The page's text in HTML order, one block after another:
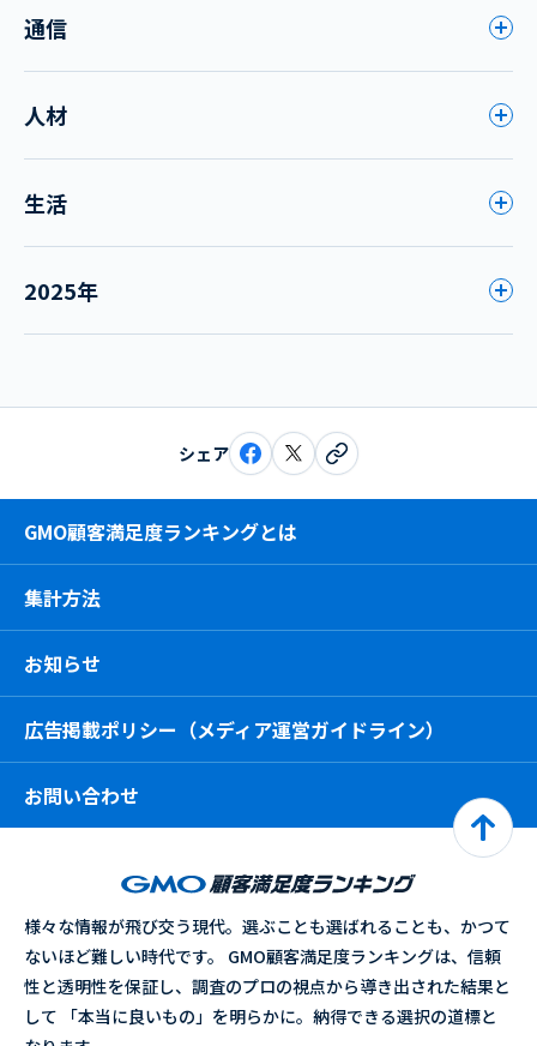
通信
人材
生活
2025年
シェア
GMO顧客満足度ランキングとは
集計方法
お知らせ
広告掲載ポリシー（メディア運営ガイドライン）
お問い合わせ
様々な情報が飛び交う現代。選ぶことも選ばれることも、かつて
ないほど難しい時代です。 GMO顧客満足度ランキングは、信頼
性と透明性を保証し、調査のプロの視点から導き出された結果と
して 「本当に良いもの」を明らかに。納得できる選択の道標と